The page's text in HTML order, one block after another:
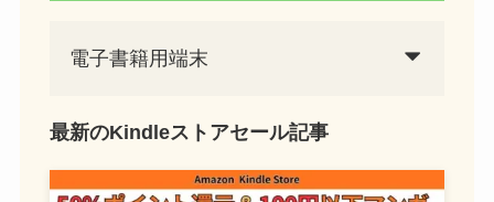
電子書籍用端末
最新のKindleストアセール記事